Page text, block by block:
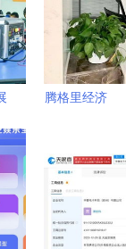
腾格里经济
政务服务局
以简化审
批、优化服